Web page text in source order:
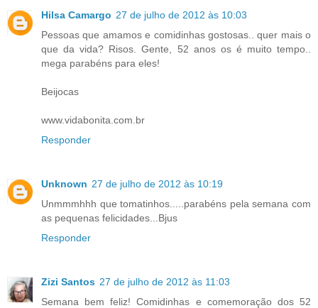
Hilsa Camargo 27 de julho de 2012 às 10:03
Pessoas que amamos e comidinhas gostosas.. quer mais o
que da vida? Risos. Gente, 52 anos os é muito tempo..
mega parabéns para eles!
Beijocas
www.vidabonita.com.br
Responder
Unknown 27 de julho de 2012 às 10:19
Unmmmhhh que tomatinhos.....parabéns pela semana com
as pequenas felicidades...Bjus
Responder
Zizi Santos 27 de julho de 2012 às 11:03
Semana bem feliz! Comidinhas e comemoração dos 52